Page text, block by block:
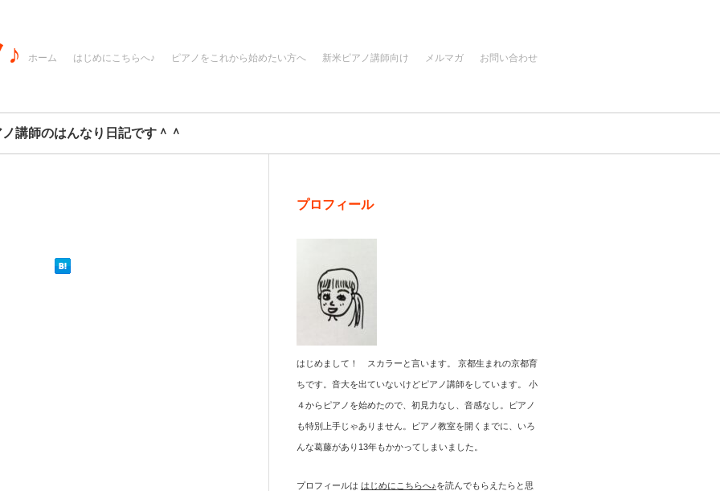
ホーム はじめにこちらへ♪ ピアノをこれから始めたい方へ 新米ピアノ講師向け メルマガ お問い合わせ
講師のはんなり日記です＾＾
プロフィール
はじめまして！ スカラーと言います。 京都生まれの京都育
ちです。音大を出ていないけどピアノ講師をしています。 小
４からピアノを始めたので、初見力なし、音感なし。ピアノ
も特別上手じゃありません。ピアノ教室を開くまでに、いろ
んな葛藤があり13年もかかってしまいました。
プロフィールは はじめにこちらへ♪を読んでもらえたらと思